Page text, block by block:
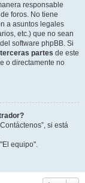
responsable
foros. No tiene
a asuntos legales
etc.) que no sean
software phpBB. Si
partes de este
o directamente no
si está
equipo".